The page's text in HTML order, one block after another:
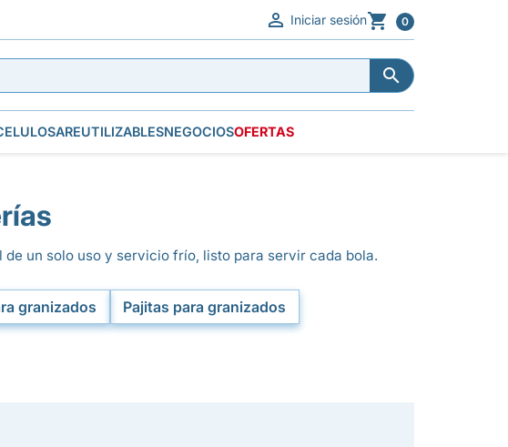
 Iniciar sesión 0


REUTILIZABLESNEGOCIOSOFERTAS
granizados
Pajitas para granizados
un solo uso y servicio frío, listo para servir cada bola.